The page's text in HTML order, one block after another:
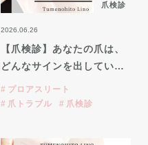
爪検診
2026.06.26
【爪検診】あなたの爪は、
どんなサインを出してい…
プロアスリート
爪トラブル
爪検診